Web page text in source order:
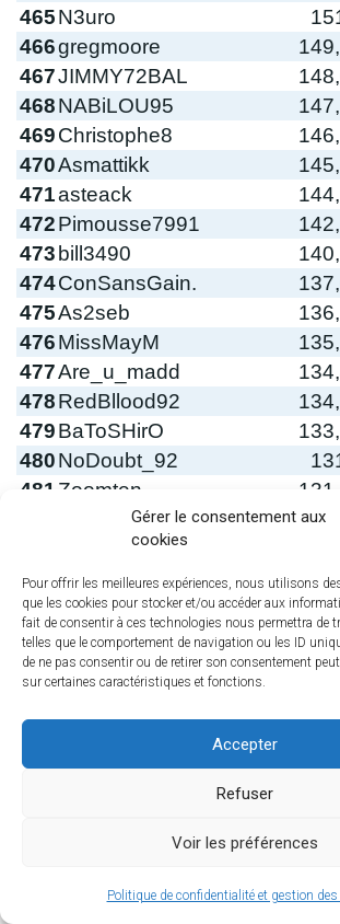
Gérer le consentement aux
cookies
Pour offrir les meilleures expériences, nous utilisons
que les cookies pour stocker et/ou accéder aux
fait de consentir à ces technologies nous permettra de
telles que le comportement de navigation ou les ID
de ne pas consentir ou de retirer son consentement
sur certaines caractéristiques et fonctions.
Accepter
Refuser
Voir les préférences
Politique de confidentialité et gestion des
465N3uro
466gregmoore
467JIMMY72BAL
468NABiLOU95
469Christophe8
470Asmattikk
471asteack
472Pimousse7991
473bill3490
474ConSansGain.
475As2seb
476MissMayM
477Are_u_madd
478RedBllood92
479BaToSHirO
480NoDoubt_92
481 Zoomten
GomJabar28
JohnLocke
484DANDIEK2002
485KeskiyAA
485 Peppino911
487 MrKwet-vhep
Castor614117
489lady shadow
Vipere.19239
AustraliaII